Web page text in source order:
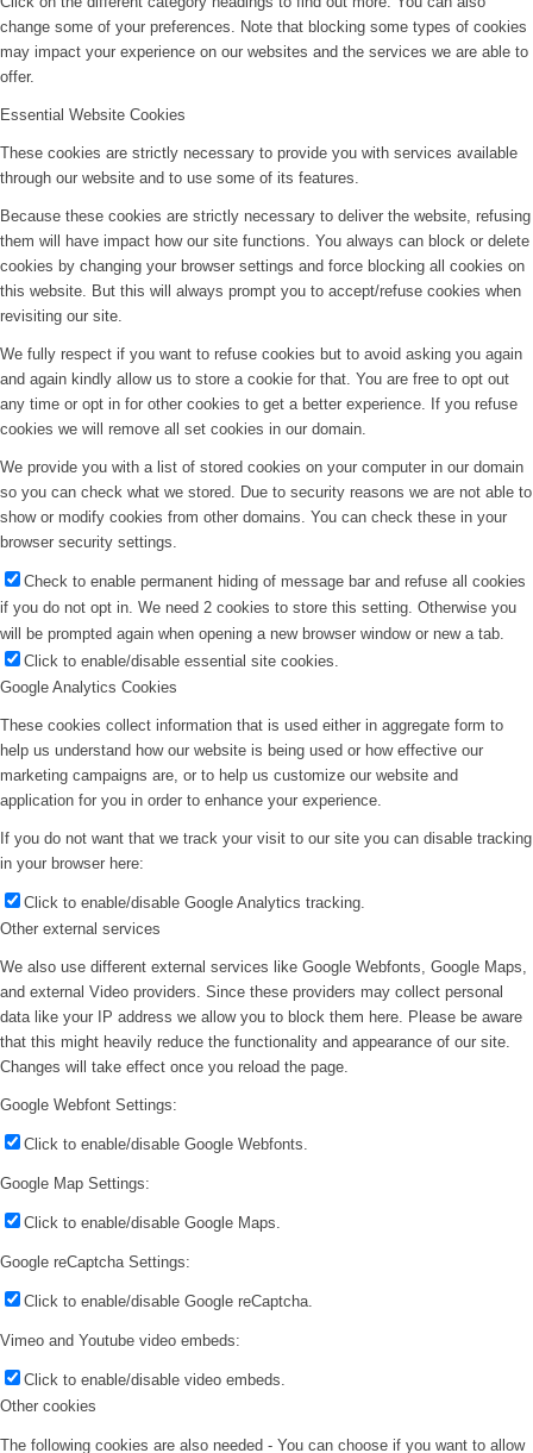
change some of your preferences. Note that blocking some types of cookies
may impact your experience on our websites and the services we are able to
offer.
Essential Website Cookies
These cookies are strictly necessary to provide you with services available
through our website and to use some of its features.
Because these cookies are strictly necessary to deliver the website, refusing
them will have impact how our site functions. You always can block or delete
cookies by changing your browser settings and force blocking all cookies on
this website. But this will always prompt you to accept/refuse cookies when
revisiting our site.
We fully respect if you want to refuse cookies but to avoid asking you again
and again kindly allow us to store a cookie for that. You are free to opt out
any time or opt in for other cookies to get a better experience. If you refuse
cookies we will remove all set cookies in our domain.
We provide you with a list of stored cookies on your computer in our domain
so you can check what we stored. Due to security reasons we are not able to
show or modify cookies from other domains. You can check these in your
browser security settings.
Check to enable permanent hiding of message bar and refuse all cookies
if you do not opt in. We need 2 cookies to store this setting. Otherwise you
will be prompted again when opening a new browser window or new a tab.
Click to enable/disable essential site cookies.
Google Analytics Cookies
These cookies collect information that is used either in aggregate form to
help us understand how our website is being used or how effective our
marketing campaigns are, or to help us customize our website and
application for you in order to enhance your experience.
If you do not want that we track your visit to our site you can disable tracking
in your browser here:
Click to enable/disable Google Analytics tracking.
Other external services
We also use different external services like Google Webfonts, Google Maps,
and external Video providers. Since these providers may collect personal
data like your IP address we allow you to block them here. Please be aware
that this might heavily reduce the functionality and appearance of our site.
Changes will take effect once you reload the page.
Google Webfont Settings:
Click to enable/disable Google Webfonts.
Google Map Settings:
Click to enable/disable Google Maps.
Google reCaptcha Settings:
Click to enable/disable Google reCaptcha.
Vimeo and Youtube video embeds:
Click to enable/disable video embeds.
Other cookies
The following cookies are also needed - You can choose if you want to allow